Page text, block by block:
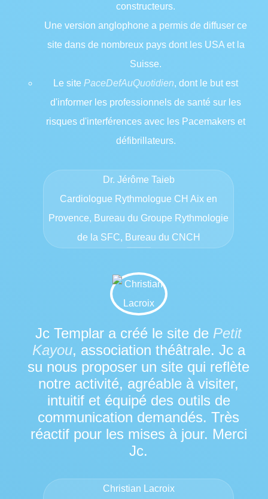
constructeurs.
Une version anglophone a permis de diffuser ce
site dans de nombreux pays dont les USA et la
Suisse.
Le site PaceDefAuQuotidien, dont le but est
d'informer les professionnels de santé sur les
risques d'interférences avec les Pacemakers et
défibrillateurs.
Dr. Jérôme Taieb
Cardiologue Rythmologue CH Aix en
Provence, Bureau du Groupe Rythmologie
de la SFC, Bureau du CNCH
Jc Templar a créé le site de Petit
Kayou, association théâtrale. Jc a
su nous proposer un site qui reflète
notre activité, agréable à visiter,
intuitif et équipé des outils de
communication demandés. Très
réactif pour les mises à jour. Merci
Jc.
Christian Lacroix